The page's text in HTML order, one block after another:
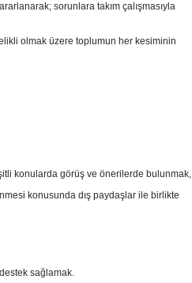
sorunlara takım çalışmasıyla
olmak üzere toplumun her kesiminin
konularda görüş ve önerilerde bulunmak,
konusunda dış paydaşlar ile birlikte
sağlamak.